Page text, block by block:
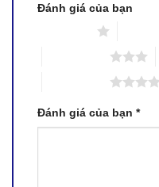
Đánh giá của bạn
Đánh giá của bạn *